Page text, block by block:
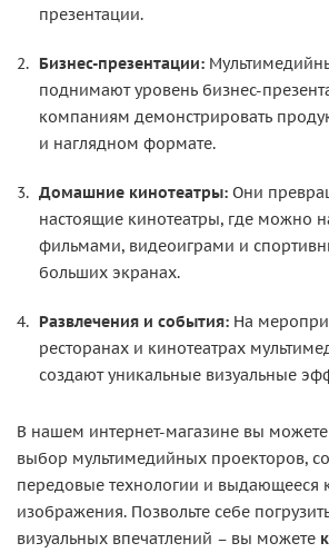
презентации.
Бизнес-презентации:
поднимают уровень бизнес-
компаниям демонстрировать
и наглядном формате.
Домашние кинотеатры: Они
настоящие кинотеатры, где можно
фильмами, видеоиграми и
больших экранах.
Развлечения и события: На
ресторанах и кинотеатрах
создают уникальные визуальные
В нашем интернет-магазине вы
выбор мультимедийных проекторов,
передовые технологии и выдающееся
изображения. Позвольте себе
визуальных впечатлений – вы можете